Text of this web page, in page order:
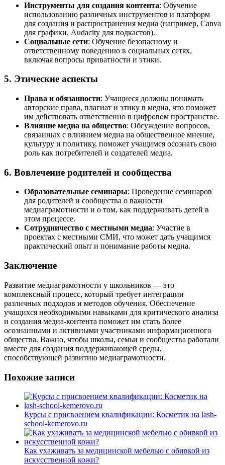
Инструменты для создания контента: Обучение
использованию различных инструментов и платформ
для создания и распространения медиа (например, Canva
для графики, Audacity для подкастов).
Социальные сети: Обучение безопасному и
ответственному поведению в социальных сетях,
включая вопросы приватности и этики.
5. Этические аспекты
Права и обязанности: Учащиеся должны понимать
авторские права, плагиат и этику в медиа, что поможет
им действовать ответственно в цифровом пространстве.
Влияние медиа на общество: Обсуждение вопросов,
связанных с влиянием медиа на общественное мнение,
культуру и политику, поможет учащимся осознать свою
роль как потребителей и создателей медиа.
6. Вовлечение родителей и сообщества
Образовательные семинары: Проведение семинаров
для родителей и сообщества о важности
медиаграмотности и о том, как поддерживать детей в
этом процессе.
Сотрудничество с местными медиа: Участие в
проектах с местными СМИ, что может дать учащимся
практический опыт и понимание работы медиа.
Заключение
Развитие медиаграмотности у школьников — это
комплексный процесс, который требует интеграции
различных подходов и методов обучения. Обеспечение
учащихся необходимыми навыками для критического анализа
и создания медиа-контента поможет им стать более
осознанными и активными участниками информационного
общества. Важно, чтобы школы, семьи и сообщества работали
вместе для создания поддерживающей среды,
способствующей развитию медиаграмотности.
Похожие записи
Курсы с присвоением квалификации: Косметик на lash-
school-kemerovo.ru
Как ухаживать за медицинской мебелью с обивкой из
искусственной кожи?